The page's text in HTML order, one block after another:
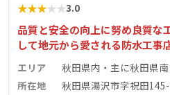
★★★★★3.0
品質と安全の向上に努め良質な
して地元から愛される防水工事
エリア
秋田県内・主に秋田県南
所在地
秋田県湯沢市字祝田